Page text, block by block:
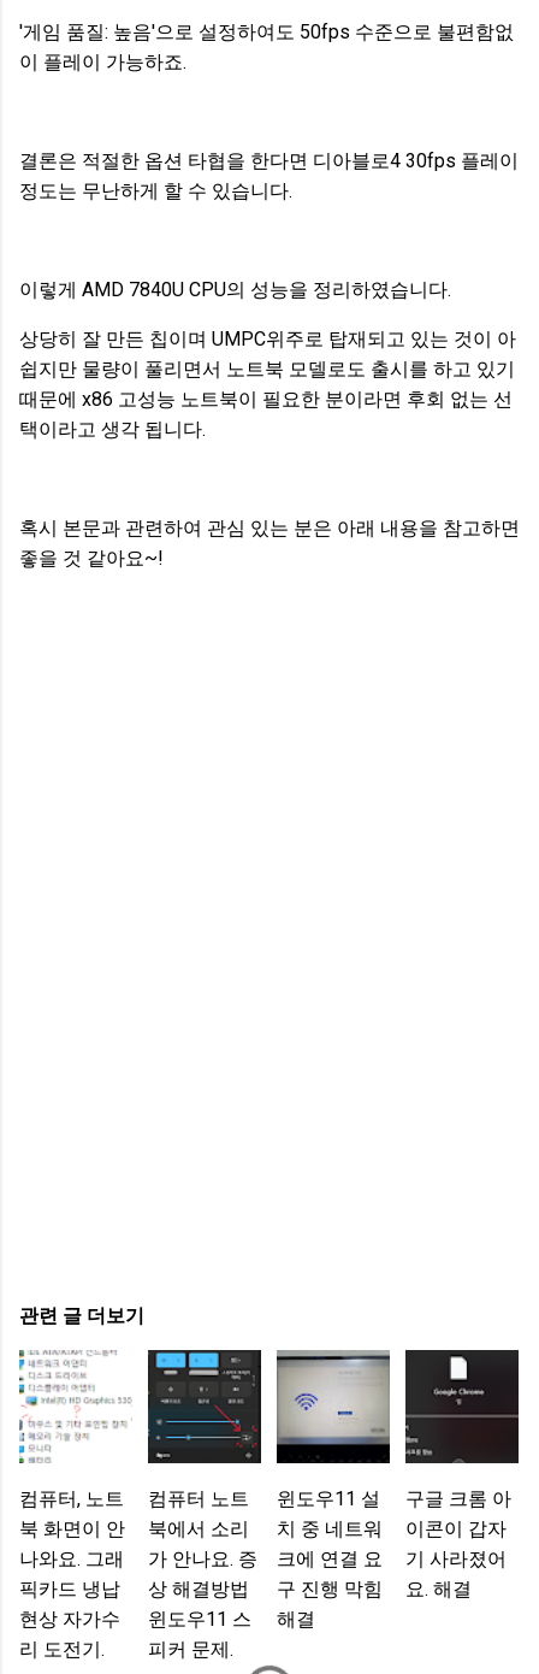
'게임 품질: 높음'으로 설정하여도 50fps 수준으로 불편함없
이 플레이 가능하죠.
결론은 적절한 옵션 타협을 한다면 디아블로4 30fps 플레이
정도는 무난하게 할 수 있습니다.
이렇게 AMD 7840U CPU의 성능을 정리하였습니다.
상당히 잘 만든 칩이며 UMPC위주로 탑재되고 있는 것이 아
쉽지만 물량이 풀리면서 노트북 모델로도 출시를 하고 있기
때문에 x86 고성능 노트북이 필요한 분이라면 후회 없는 선
택이라고 생각 됩니다.
혹시 본문과 관련하여 관심 있는 분은 아래 내용을 참고하면
좋을 것 같아요~!
관련 글 더보기
컴퓨터, 노트
북 화면이 안
나와요. 그래
픽카드 냉납
현상 자가수
리 도전기.
컴퓨터 노트
북에서 소리
가 안나요. 증
상 해결방법
윈도우11 스
피커 문제.
윈도우11 설
치 중 네트워
크에 연결 요
구 진행 막힘
해결
구글 크롬 아
이콘이 갑자
기 사라졌어
요. 해결